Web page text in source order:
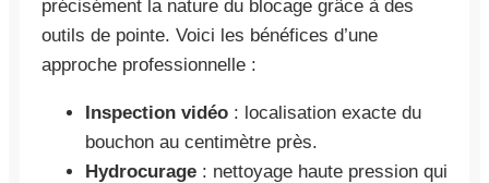
précisément la nature du blocage grâce à des
outils de pointe. Voici les bénéfices d’une
approche professionnelle :
Inspection vidéo : localisation exacte du
bouchon au centimètre près.
Hydrocurage : nettoyage haute pression qui